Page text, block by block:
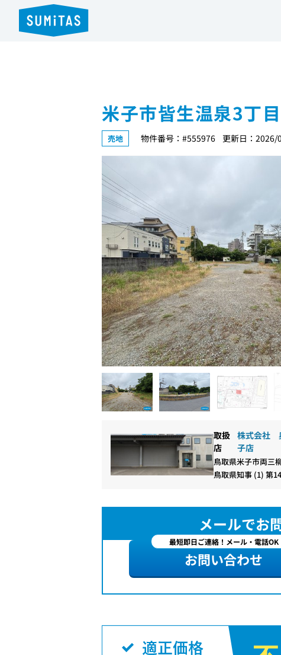
米子市皆生温泉3丁
売地 物件番号：#555976 更新日：2026/
取扱
店
株式会社
子店
鳥取県米子市両三
鳥取県知事 (1) 第
メールでお
最短即日ご連絡！メール・電話OK
お問い合わせ